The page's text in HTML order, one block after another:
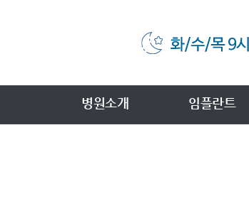
병원소개 임플란트